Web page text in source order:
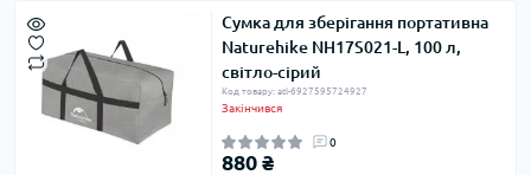
Сумка для зберігання портативна
Naturehike NH17S021-L, 100 л,
світло-сірий
Код товару: atl-6927595724927
Закінчився
0
880 ₴